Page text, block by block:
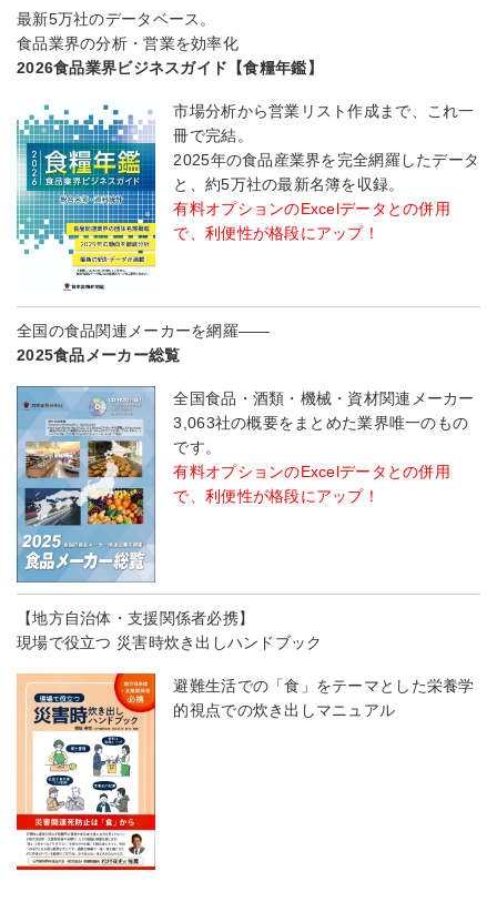
最新5万社のデータベース。
食品業界の分析・営業を効率化
2026食品業界ビジネスガイド【食糧年鑑】
市場分析から営業リスト作成まで、これ一
冊で完結。
2025年の食品産業界を完全網羅したデータ
と、約5万社の最新名簿を収録。
有料オプションのExcelデータとの併用
で、利便性が格段にアップ！
全国の食品関連メーカーを網羅――
2025食品メーカー総覧
全国食品・酒類・機械・資材関連メーカー
3,063社の概要をまとめた業界唯一のもの
です。
有料オプションのExcelデータとの併用
で、利便性が格段にアップ！
【地方自治体・支援関係者必携】
現場で役立つ 災害時炊き出しハンドブック
避難生活での「食」をテーマとした栄養学
的視点での炊き出しマニュアル